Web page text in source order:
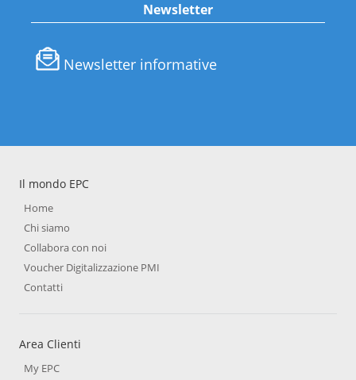
Newsletter
Newsletter informative
Il mondo EPC
Home
Chi siamo
Collabora con noi
Voucher Digitalizzazione PMI
Contatti
Area Clienti
My EPC